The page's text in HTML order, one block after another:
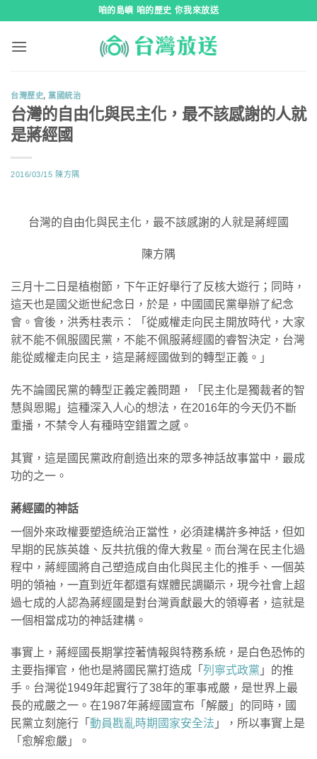
咱的島嶼 咱的歷史 你我來放送
台灣歷史,黨國統治
台灣的自由化與民主化，最不該感謝的人就
是蔣經國
2016/03/15 陳方隅
台灣的自由化與民主化，最不該感謝的人就是蔣經國
陳方隅
三月十二日是植樹節，下午正好舉行了反核大遊行；同時，
這天也是國父逝世紀念日，於是，中國國民黨舉辦了紀念
會。會後，洪秀柱表示：「從威權走向民主開放時代，大家
就不能不佩服國民黨，不能不佩服蔣經國的睿智決定，台灣
能從威權走向民主，這是蔣經國做到的轉型正義。」
先不論國民黨的轉型正義定義問題，「民主化是獨裁者的智
慧與恩賜」這種深入人心的想法，在2016年的今天仍不斷
重播，不禁令人有種時空錯置之感。
其實，這是國民黨政府創造出來的眾多神話故事當中，最成
功的之一。
蔣經國的神話
一個外來政權要塑造統治正當性，必須建構許多神話，但如
早期的民族英雄、反共抗俄的偉大救星。而台灣在民主化過
程中，蔣經國將自己塑造成自由化與民主化的推手、一個英
明的領袖，一直到近年都還有媒體民調顯示，現今社會上超
過七成的人認為蔣經國是對台灣貢獻最大的領導者，這就是
一個相當成功的神話建構。
事實上，蔣經國長期掌控著情報與特務系統，是白色恐怖的
主要指揮官，他也是將國民黨打造成「 列寧式政黨 」的推
手。台灣從1949年起實行了38年的軍事戒嚴，是世界上最
長的戒嚴之一。在1987年蔣經國宣布「解嚴」的同時，國
民黨立刻施行「 動員戡亂時期國家安全法 」，所以事實上是
「愈解愈嚴」。